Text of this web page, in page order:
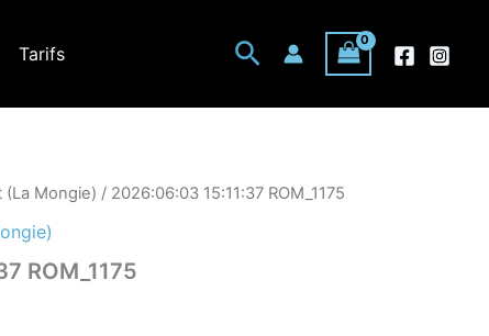
Tarifs Rechercher
(La Mongie) / 2026:06:03 15:11:37 ROM_1175
ROM_1175